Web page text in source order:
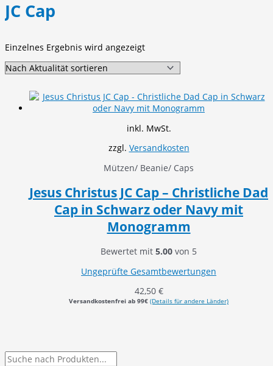
P
JC Cap
Einzelnes Ergebnis wird angezeigt
inkl. MwSt.
zzgl. Versandkosten
Mützen/ Beanie/ Caps
Jesus Christus JC Cap – Christliche Dad
Cap in Schwarz oder Navy mit
Monogramm
Bewertet mit 5.00 von 5
Ungeprüfte Gesamtbewertungen
42,50 €
Versandkostenfrei ab 99€ (Details für andere Länder)